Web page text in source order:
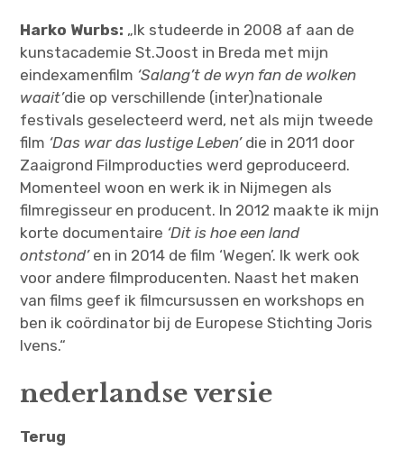
Harko Wurbs: „Ik studeerde in 2008 af aan de
kunstacademie St.Joost in Breda met mijn
eindexamenfilm ‘Salang’t de wyn fan de wolken
waait’die op verschillende (inter)nationale
festivals geselecteerd werd, net als mijn tweede
film ‘Das war das lustige Leben’ die in 2011 door
Zaaigrond Filmproducties werd geproduceerd.
Momenteel woon en werk ik in Nijmegen als
filmregisseur en producent. In 2012 maakte ik mijn
korte documentaire ‘Dit is hoe een land
ontstond’en in 2014 de film ‘Wegen’. Ik werk ook
voor andere filmproducenten. Naast het maken
van films geef ik filmcursussen en workshops en
ben ik coördinator bij de Europese Stichting Joris
Ivens.“
nederlandse versie
Terug